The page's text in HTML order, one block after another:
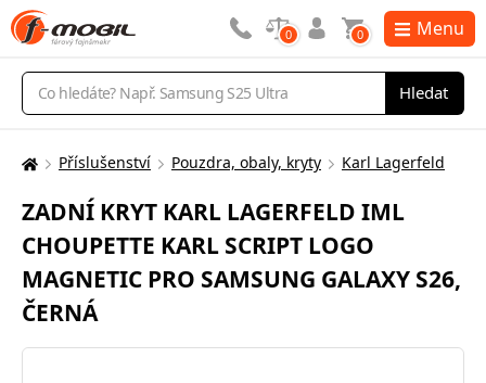
Vyhledávání
Hledat
0 0 Menu
Zde
nacházíte:
Příslušenství Pouzdra, obaly, kryty Karl Lagerfeld
ZADNÍ KRYT KARL LAGERFELD IML
CHOUPETTE KARL SCRIPT LOGO
MAGNETIC PRO SAMSUNG GALAXY S26,
ČERNÁ